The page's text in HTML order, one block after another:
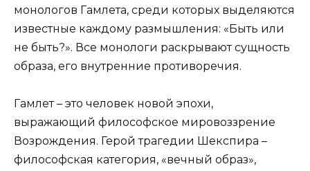
монологов Гамлета, среди которых выделяются
известные каждому размышления: «Быть или
не быть?». Все монологи раскрывают сущность
образа, его внутренние противоречия.
Гамлет – это человек новой эпохи,
выражающий философское мировоззрение
Возрождения. Герой трагедии Шекспира –
философская категория, «вечный образ»,